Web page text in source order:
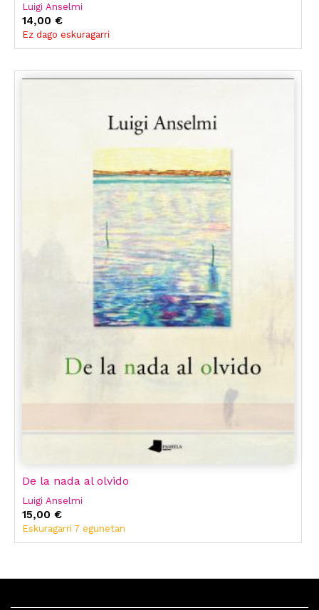
Luigi Anselmi
14,00 €
Ez dago eskuragarri
De la nada al olvido
Luigi Anselmi
15,00 €
Eskuragarri 7 egunetan